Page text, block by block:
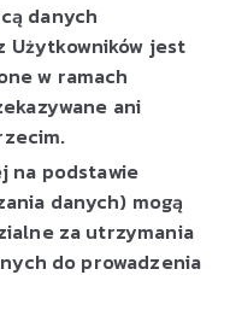
danych
Użytkowników jest
w ramach
ani
na podstawie
danych) mogą
za utrzymania
do prowadzenia